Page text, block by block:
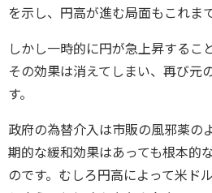
を示し、円高が進む局面もこれま
しかし一時的に円が急上昇するこ
その効果は消えてしまい、再び元
す。
政府の為替介入は市販の風邪薬の
期的な緩和効果はあっても根本的
のです。むしろ円高によって米ド